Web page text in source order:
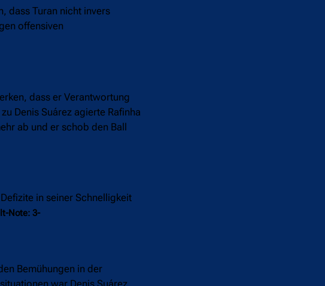
dass Turan nicht invers
offensiven
dass er Verantwortung
Denis Suárez agierte Rafinha
ab und er schob den Ball
in seiner Schnelligkeit
Note: 3-
Bemühungen in der
war Denis Suárez